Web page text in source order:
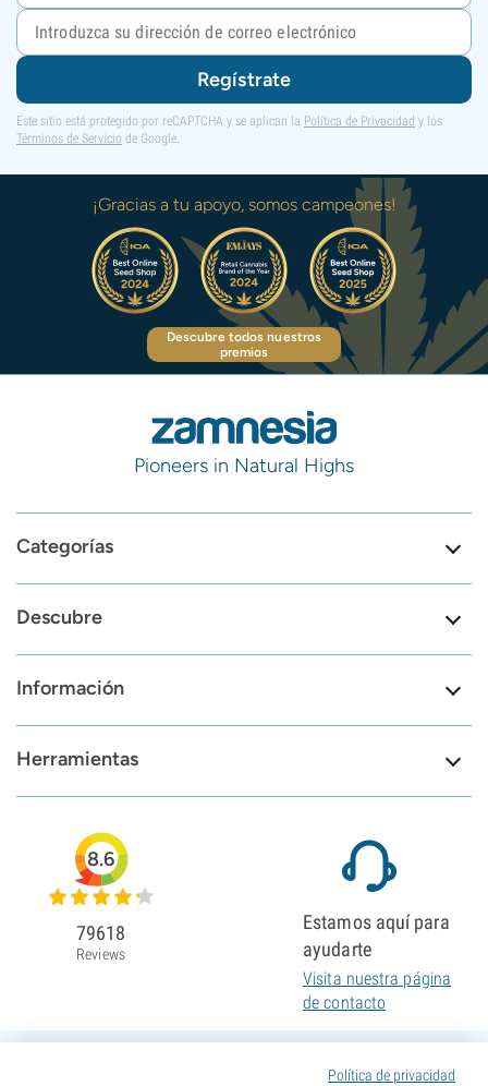
Regístrate
Este sitio está protegido por reCAPTCHA y se aplican la Política de Privacidad y los
Términos de Servicio de Google.
¡Gracias a tu apoyo, somos campeones!
Descubre todos nuestros
premios
Pioneers in Natural Highs
Categorías
Descubre
Información
Herramientas
Política de privacidad
8.6
79618
Reviews
Estamos aquí para
ayudarte
Visita nuestra página
de contacto